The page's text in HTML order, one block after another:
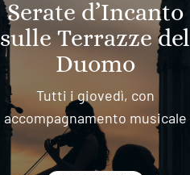
Serate d’Incanto
sulle Terrazze del
Duomo
Tutti i giovedì, con
accompagnamento musicale